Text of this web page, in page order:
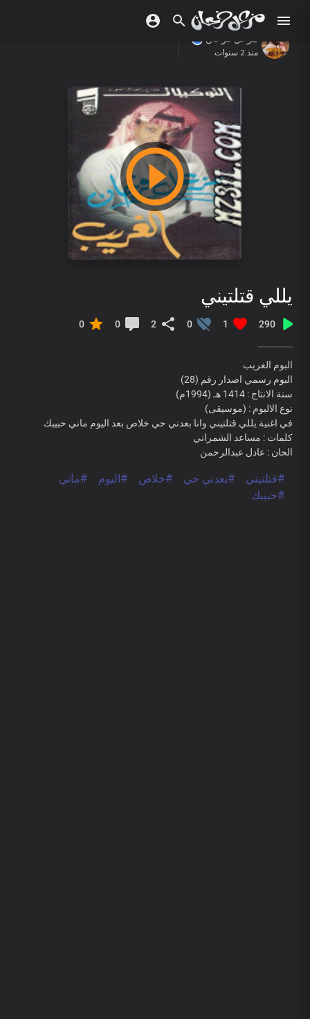
منذ 2 سنوات
يللي قتلتيني
290
1
0
2
0
0
البوم الغريب
البوم رسمي اصدار رقم (28)
سنة الانتاج : 1414 هـ (1994م)
نوع الالبوم : (موسيقى)
في اغنية يللي قتلتيني وانا بعدني حي خلاص بعد اليوم ماني حبيبك
كلمات : مساعد الشمراني
الحان : عادل عبدالرحمن
#قتلتيني #بعدني حي #خلاص #اليوم
#ماني
#حبيبك